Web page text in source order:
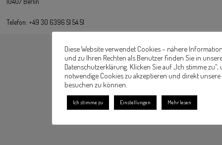
Telefon: +49 30 6396 51 54 51
Diese Website verwendet Cookies – nähere
und zu Ihren Rechten als Benutzer finden Sie in
Datenschutzerklärung. Klicken Sie auf „Ich stimme zu“,
notwendige Cookies zu akzeptieren und direkt unsere
besuchen zu können.
Ich stimme zu Einstellungen Mehr lesen